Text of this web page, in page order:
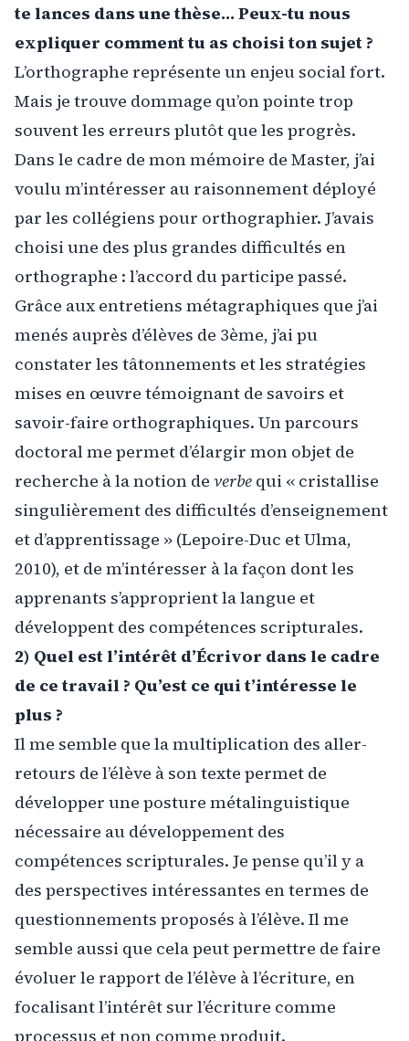
te lances dans une thèse… Peux-tu nous
expliquer comment tu as choisi ton sujet ?
L’orthographe représente un enjeu social fort.
Mais je trouve dommage qu’on pointe trop
souvent les erreurs plutôt que les progrès.
Dans le cadre de mon mémoire de Master, j’ai
voulu m’intéresser au raisonnement déployé
par les collégiens pour orthographier. J’avais
choisi une des plus grandes difficultés en
orthographe : l’accord du participe passé.
Grâce aux entretiens métagraphiques que j’ai
menés auprès d’élèves de 3ème, j’ai pu
constater les tâtonnements et les stratégies
mises en œuvre témoignant de savoirs et
savoir-faire orthographiques. Un parcours
doctoral me permet d’élargir mon objet de
recherche à la notion de verbe qui « cristallise
singulièrement des difficultés d’enseignement
et d’apprentissage » (Lepoire-Duc et Ulma,
2010), et de m’intéresser à la façon dont les
apprenants s’approprient la langue et
développent des compétences scripturales.
2) Quel est l’intérêt d’Écrivor dans le cadre
de ce travail ? Qu’est ce qui t’intéresse le
plus ?
Il me semble que la multiplication des aller-
retours de l’élève à son texte permet de
développer une posture métalinguistique
nécessaire au développement des
compétences scripturales. Je pense qu’il y a
des perspectives intéressantes en termes de
questionnements proposés à l’élève. Il me
semble aussi que cela peut permettre de faire
évoluer le rapport de l’élève à l’écriture, en
focalisant l’intérêt sur l’écriture comme
processus et non comme produit.